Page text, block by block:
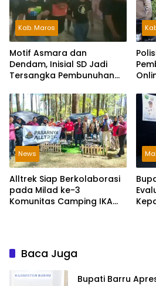
Kab. Maros
Motif Asmara dan
Dendam, Inisial SD Jadi
Tersangka Pembunuhan
News
Alltrek Siap Berkolaborasi
pada Milad ke-3
Komunitas Camping IKA
Baca Juga
Bupati Barru